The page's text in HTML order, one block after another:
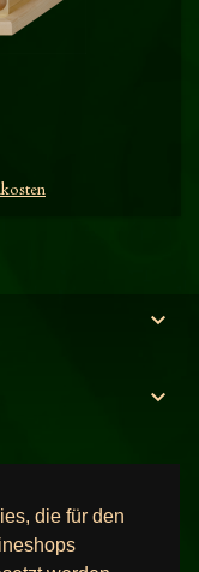
die für den

